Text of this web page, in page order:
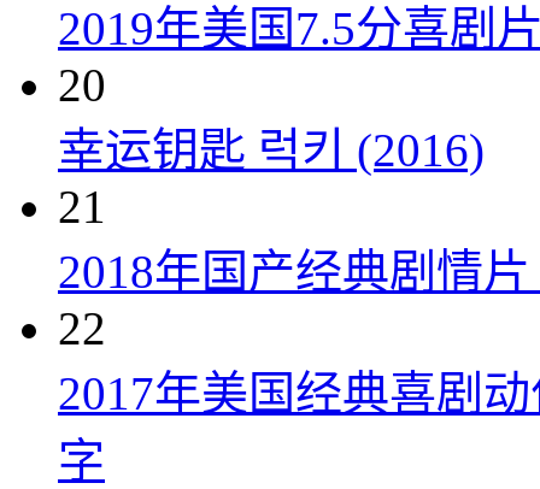
2019年美国7.5分喜剧
20
幸运钥匙 럭키 (2016)
21
2018年国产经典剧情
22
2017年美国经典喜剧
字